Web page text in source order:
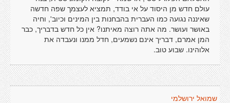
עולם חדש מן היסוד על אי בודד, תמציא לעצמך שפה חדשה
שאיננה נגועה כמו העברית בהבחנות בין המינים וכיוב', וחיה
באושר ועושר. מה אתה רוצה מאיתנו? אין כל חדש בדבריך, כבר
המן אמרם, דבריך אינם נשמעים, חדל ממנו ונעבדה את
אלוהינו. שבוע טוב.
שמואל ירושלמי